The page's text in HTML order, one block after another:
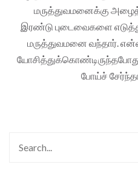
மருத்துவமனைக்கு
இரண்டு புடைவைகளை
மருத்துவமனை வந்தார்.
போய்ச்